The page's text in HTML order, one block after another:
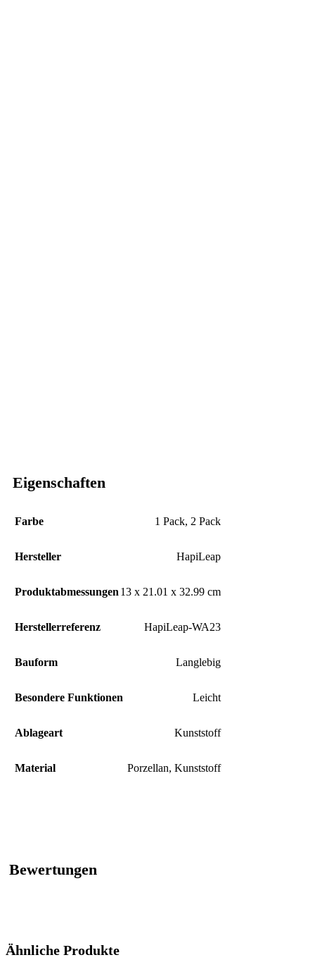
Eigenschaften
Farbe 1 Pack, 2 Pack
Hersteller ‎HapiLeap
Produktabmessungen ‎13 x 21.01 x 32.99 cm
Herstellerreferenz ‎HapiLeap-WA23
Bauform ‎Langlebig
Besondere Funktionen ‎Leicht
Ablageart ‎Kunststoff
Material ‎Porzellan, Kunststoff
Bewertungen
Ähnliche Produkte